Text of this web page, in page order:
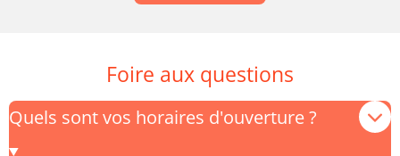
Foire aux questions
Quels sont vos horaires d'ouverture ?